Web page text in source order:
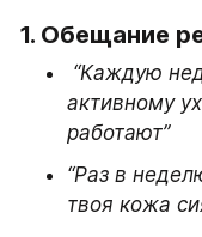
1. Обещание
“Каждую
активному
работают”
“Раз в
твоя кожа